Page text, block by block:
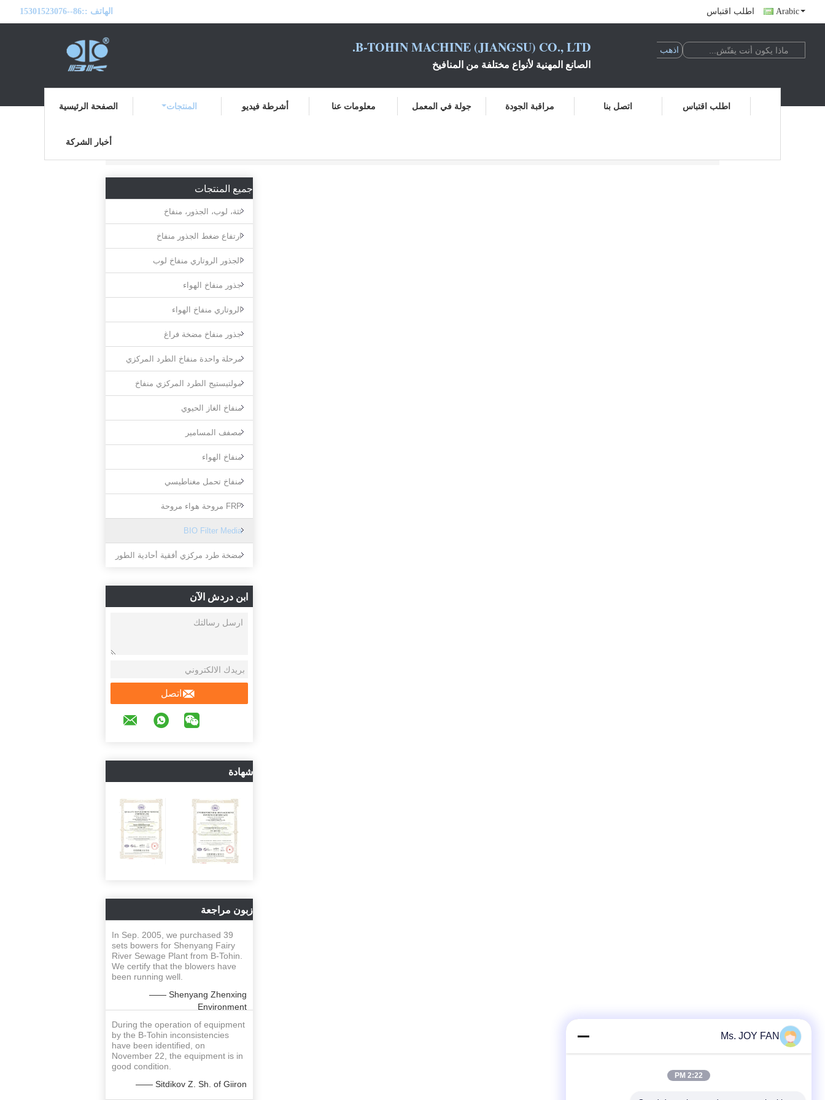
الهاتف ::86--15301523076 اطلب اقتباس Arabic
B-TOHIN MACHINE (JIANGSU) CO., LTD.
الصانع المهنية لأنواع مختلفة من المنافيخ
الصفحة الرئيسية المنتجات أشرطة فيديو معلومات عنا جولة في المعمل مراقبة الجودة اتصل بنا اطلب اقتباس
أخبار الشركة
جميع المنتجات
ثثة، لوب، الجذور، منفاخ
ارتفاع ضغط الجذور منفاخ
الجذور الروتاري منفاخ لوب
جذور منفاخ الهواء
الروتاري منفاخ الهواء
جذور منفاخ مضخة فراغ
مرحلة واحدة منفاخ الطرد المركزي
مولتيستيج الطرد المركزي منفاخ
منفاخ الغاز الحيوي
مصفف المسامير
منفاخ الهواء
منفاخ تحمل مغناطيسي
FRP مروحة هواء مروحة
BIO Filter Media
مضخة طرد مركزي أفقية أحادية الطور
ابن دردش الآن
اتصل
شهادة
زبون مراجعة
In Sep. 2005, we purchased 39
sets bowers for Shenyang Fairy
River Sewage Plant from B-Tohin.
We certify that the blowers have
been running well.
—— Shenyang Zhenxing
Environment
During the operation of equipment
by the B-Tohin inconsistencies
have been identified, on
November 22, the equipment is in
good condition.
—— Sitdikov Z. Sh. of Giiron
Ms. JOY FAN
2:22 PM